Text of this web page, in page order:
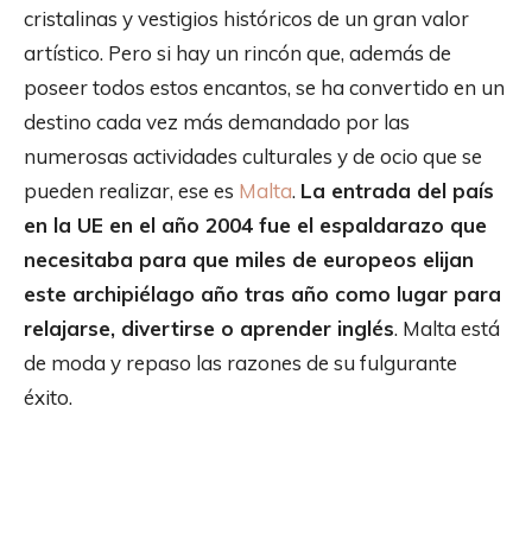
cristalinas y vestigios históricos de un gran valor
artístico. Pero si hay un rincón que, además de
poseer todos estos encantos, se ha convertido en un
destino cada vez más demandado por las
numerosas actividades culturales y de ocio que se
pueden realizar, ese es Malta. La entrada del país
en la UE en el año 2004 fue el espaldarazo que
necesitaba para que miles de europeos elijan
este archipiélago año tras año como lugar para
relajarse, divertirse o aprender inglés. Malta está
de moda y repaso las razones de su fulgurante
éxito.